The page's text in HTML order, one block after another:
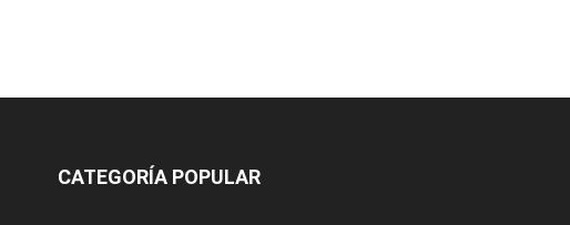
CATEGORÍA POPULAR